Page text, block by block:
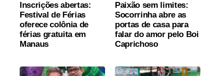
Inscrições abertas:
Festival de Férias
oferece colônia de
férias gratuita em
Manaus
Paixão sem limites:
Socorrinha abre as
portas de casa para
falar do amor pelo Boi
Caprichoso